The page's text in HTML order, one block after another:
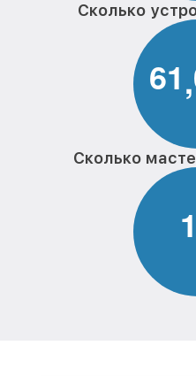
Сколько
61,
Сколько
1